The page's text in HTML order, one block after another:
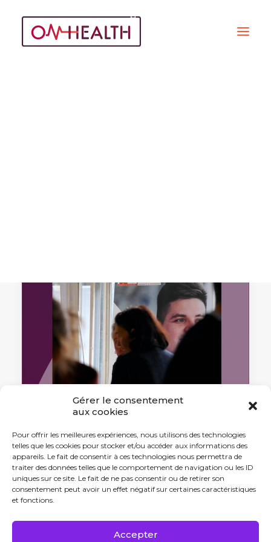
Gérer le consentement
aux cookies
Pour offrir les meilleures expériences, nous utilisons des technologies
telles que les cookies pour stocker et/ou accéder aux informations des
appareils. Le fait de consentir à ces technologies nous permettra de
traiter des données telles que le comportement de navigation ou les ID
uniques sur ce site. Le fait de ne pas consentir ou de retirer son
consentement peut avoir un effet négatif sur certaines caractéristiques
et fonctions.
Accepter
20 novembre 2023
L’UFR des Sciences de santé
promeut les métiers de la santé
L'UFR des Sciences de santé a organisé
sa première Journée…
by Antonin Tabard